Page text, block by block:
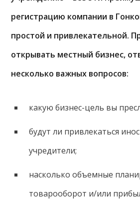
регистрацию компании в
простой и привлекательной.
открывать местный бизнес,
несколько важных вопросов:
какую бизнес-цель вы
будут ли привлекаться
учредители;
насколько объемные
товарооборот и/или